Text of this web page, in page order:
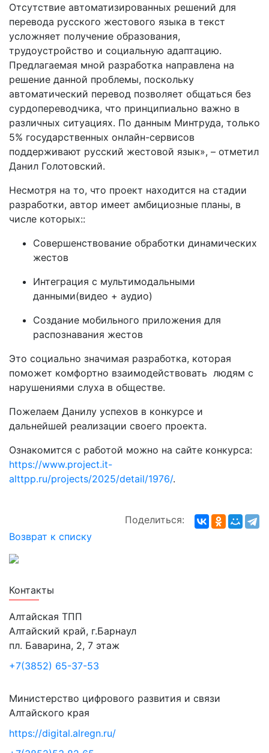
Отсутствие автоматизированных решений для
перевода русского жестового языка в текст
усложняет получение образования,
трудоустройство и социальную адаптацию.
Предлагаемая мной разработка направлена на
решение данной проблемы, поскольку
автоматический перевод позволяет общаться без
сурдопереводчика, что принципиально важно в
различных ситуациях. По данным Минтруда, только
5% государственных онлайн-сервисов
поддерживают русский жестовой язык», – отметил
Данил Голотовский.
Несмотря на то, что проект находится на стадии
разработки, автор имеет амбициозные планы, в
числе которых::
Совершенствование обработки динамических
жестов
Интеграция с мультимодальными
данными(видео + аудио)
Создание мобильного приложения для
распознавания жестов
Это социально значимая разработка, которая
поможет комфортно взаимодействовать людям с
нарушениями слуха в обществе.
Пожелаем Данилу успехов в конкурсе и
дальнейшей реализации своего проекта.
Ознакомится с работой можно на сайте конкурса:
https://www.project.it-
alttpp.ru/projects/2025/detail/1976/.
Поделиться:
Возврат к списку
Контакты
Алтайская ТПП
Алтайский край, г.Барнаул
пл. Баварина, 2, 7 этаж
+7(3852) 65-37-53
Министерство цифрового развития и связи
Алтайского края
https://digital.alregn.ru/